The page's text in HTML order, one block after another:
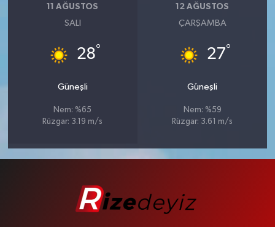
11 AĞUSTOS
SALI
28°
Güneşli
Nem: %65
Rüzgar: 3.19 m/s
12 AĞUSTOS
ÇARŞAMBA
27°
Güneşli
Nem: %59
Rüzgar: 3.61 m/s